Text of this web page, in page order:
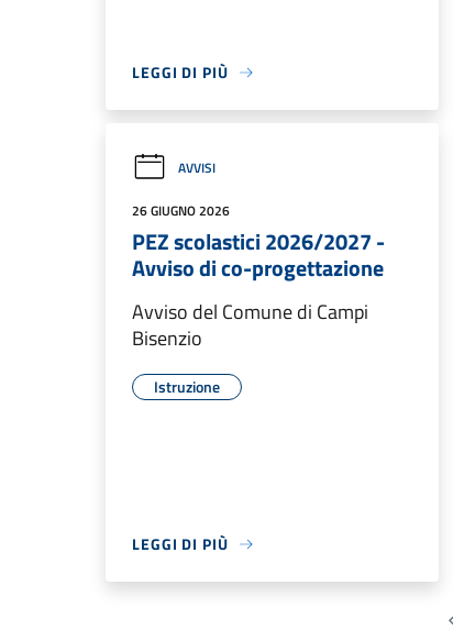
LEGGI DI PIÙ
AVVISI
26 GIUGNO 2026
PEZ scolastici 2026/2027 -
Avviso di co-progettazione
Avviso del Comune di Campi
Bisenzio
Istruzione
LEGGI DI PIÙ